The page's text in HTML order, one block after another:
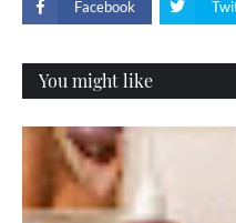
Facebook
You might like